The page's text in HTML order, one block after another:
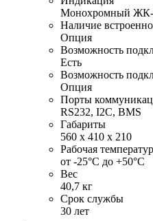
Монохромный ЖК-
Наличие
Опция
Возможность
Есть
Возможность
Опция
Порты
RS232, I2C, BMS
Габариты
560 х 410 х 210
Рабочая
от -25°С до +50°С
Вес
40,7 кг
Срок службы
30 лет